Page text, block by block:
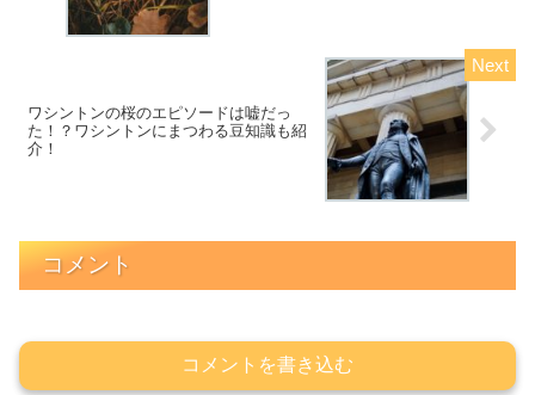
ワシントンの桜のエピソードは嘘だっ
た！？ワシントンにまつわる豆知識も紹
介！
コメント
コメントを書き込む